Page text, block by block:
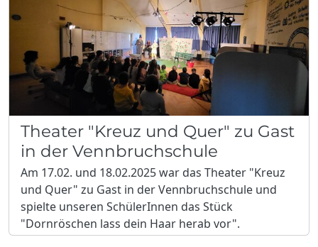
Theater "Kreuz und Quer" zu Gast
in der Vennbruchschule
Am 17.02. und 18.02.2025 war das Theater "Kreuz
und Quer" zu Gast in der Vennbruchschule und
spielte unseren SchülerInnen das Stück
"Dornröschen lass dein Haar herab vor".